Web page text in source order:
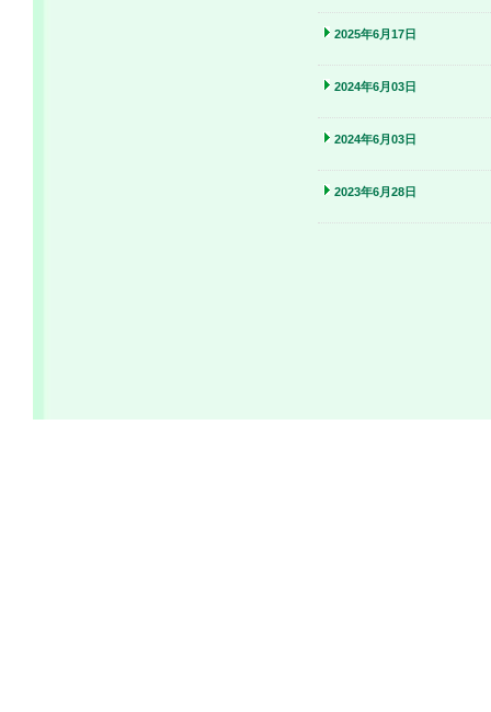
2025年6月17日
2024年6月03日
2024年6月03日
2023年6月28日